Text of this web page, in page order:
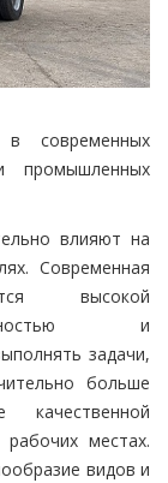
современных
промышленных
влияют на
Современная
высокой
и
задачи,
больше
местах.
видов и